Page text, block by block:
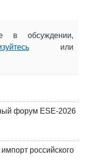
в обсуждении,
или
форум ESE-2026
российского